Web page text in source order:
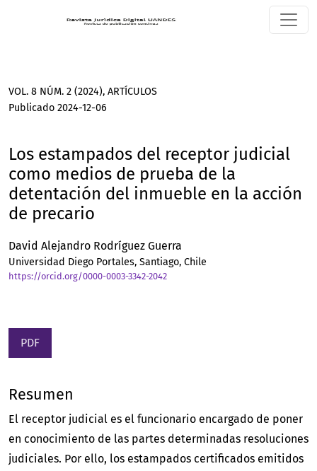
Los estampados del receptor judicial como medios de
VOL. 8 NÚM. 2 (2024), ARTÍCULOS
Los estampados del receptor judicial
como medios de prueba de la
detentación del inmueble en la acción
de precario
Publicado 2024-12-06
David Alejandro Rodríguez Guerra
Universidad Diego Portales, Santiago, Chile
https://orcid.org/0000-0003-3342-2042
PDF
Resumen
El receptor judicial es el funcionario encargado de poner
en conocimiento de las partes determinadas resoluciones
judiciales. Por ello, los estampados certificados emitidos